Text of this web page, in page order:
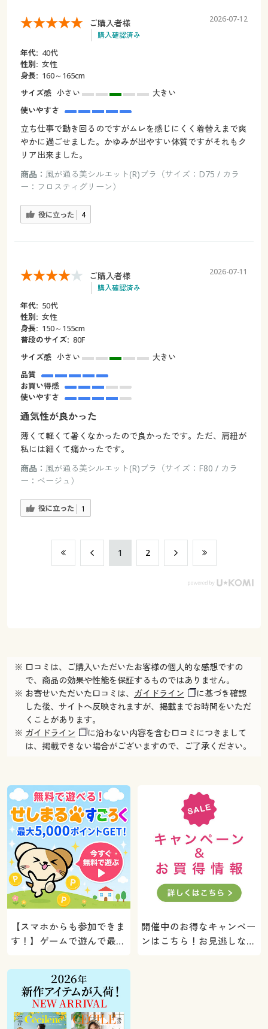
ご購入者様
購入確認済み
2026-07-12
年代: 40代
性別: 女性
身長: 160～165cm
サイズ感 小さい
大きい
使いやすさ
立ち仕事で動き回るのですがムレを感じにくく着替えまで爽
やかに過ごせました。かゆみが出やすい体質ですがそれもク
リア出来ました。
商品： 風が通る美シルエット(R)ブラ（サイズ：D75 / カラ
ー：フロスティグリーン）
役に立った 4
ご購入者様
購入確認済み
2026-07-11
年代: 50代
性別: 女性
身長: 150～155cm
普段のサイズ: 80F
サイズ感 小さい
大きい
品質
お買い得感
使いやすさ
通気性が良かった
薄くて軽くて暑くなかったので良かったです。ただ、肩紐が
私には細くて痛かったです。
商品： 風が通る美シルエット(R)ブラ（サイズ：F80 / カラ
ー：ベージュ）
役に立った 1
​1 ​2
※ 口コミは、ご購入いただいたお客様の個人的な感想ですの
で、商品の効果や性能を保証するものではありません。
※ お寄せいただいた口コミは、 ガイドライン
に基づき確認
した後、サイトへ反映されますが、掲載までお時間をいただ
くことがあります。
※ ガイドライン
に沿わない内容を含む口コミにつきまして
は、掲載できない場合がございますので、ご了承ください。
【スマホからも参加できま
す！】ゲームで遊んで最大
ト！
開催中のお得なキャンペー
ンはこちら！お見逃しな